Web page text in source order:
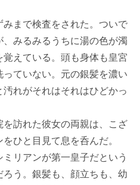
まで検査をされた。ついで
みるみるうちに湯の色が濁
えている。頭も身体も皇宮
ていない。元の銀髪を濃い
れがそれはそれはひどかっ
訪れた彼女の両親は、こざ
ひと目見て息を呑んだ。
リアンが第一皇子だという
う。銀髪も、顔立ちも、幼